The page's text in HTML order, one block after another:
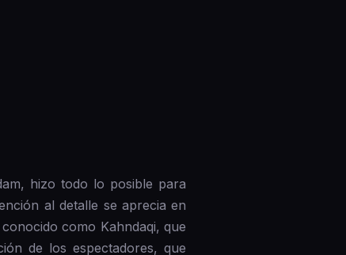
hizo todo lo posible para
al detalle se aprecia en
como Kahndaqi, que
de los espectadores, que